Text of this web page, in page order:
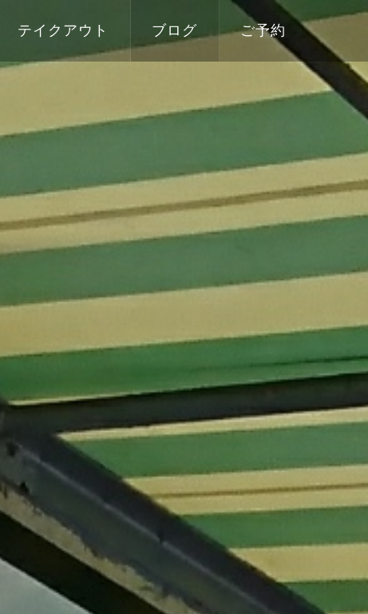
テイクアウト ブログ ご予約